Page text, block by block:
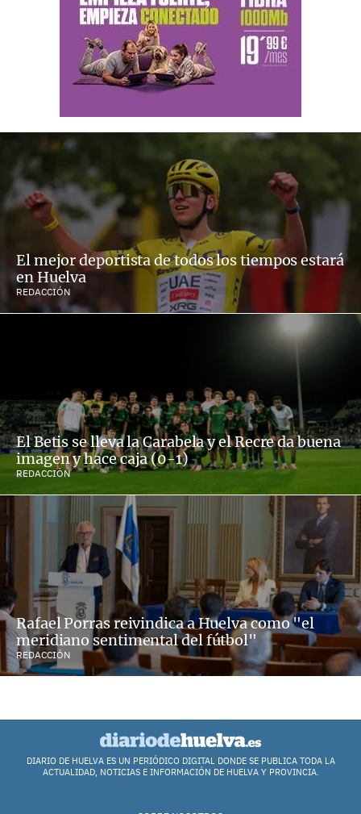
El mejor deportista de todos los tiempos estará
en Huelva
REDACCIÓN
El Betis se lleva la Carabela y el Recre da buena
imagen y hace caja (0-1)
REDACCIÓN
Rafael Porras reivindica a Huelva como "el
meridiano sentimental del fútbol"
REDACCIÓN
DIARIO DE HUELVA ES UN PERIÓDICO DIGITAL DONDE SE PUBLICA TODA LA
ACTUALIDAD, NOTICIAS E INFORMACIÓN DE HUELVA Y PROVINCIA.